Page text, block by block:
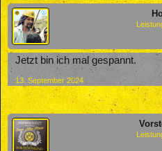
Jetzt bin ich mal gespannt.
13. September 2024